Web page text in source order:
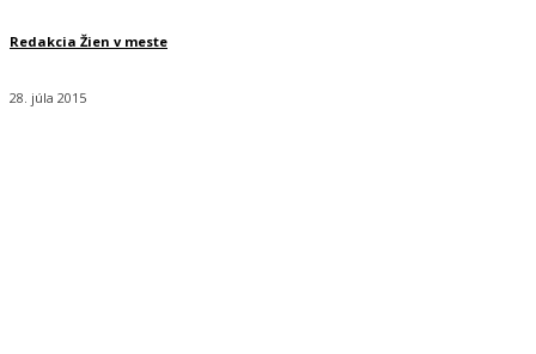
Redakcia Žien v meste
28. júla 2015